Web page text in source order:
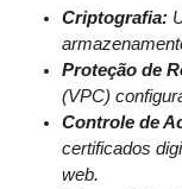
Criptografia:
Proteção de
(VPC)
Controle de
certificados
web.